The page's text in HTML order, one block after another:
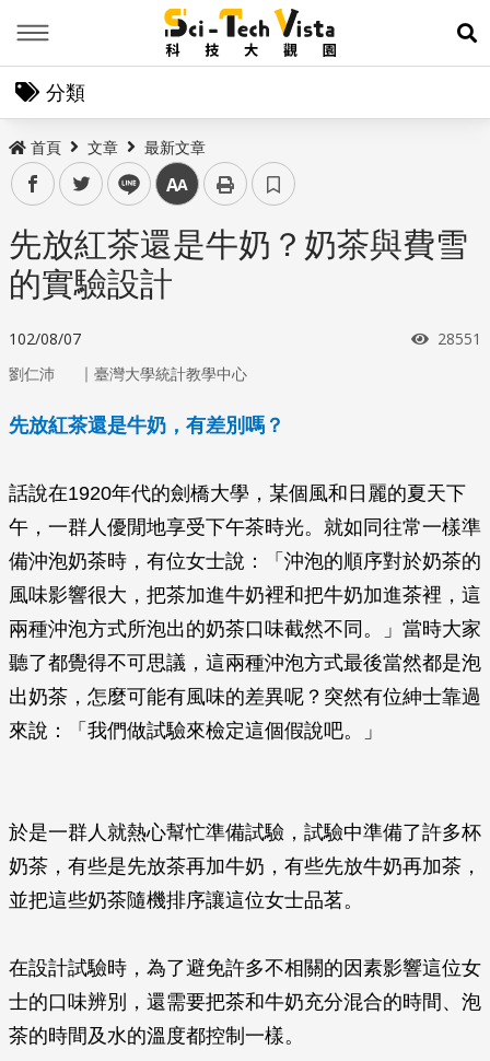
展
分類
首頁 文章 最新文章
facebooktwitter line 中
先放紅茶還是牛奶？奶茶與費雪
的實驗設計
102/08/07 瀏覽次
28551
劉仁沛 ｜ 臺灣大學統計教學中心
先放紅茶還是牛奶，有差別嗎？
話說在1920年代的劍橋大學，某個風和日麗的夏天下
午，一群人優閒地享受下午茶時光。就如同往常一樣準
備沖泡奶茶時，有位女士說：「沖泡的順序對於奶茶的
風味影響很大，把茶加進牛奶裡和把牛奶加進茶裡，這
兩種沖泡方式所泡出的奶茶口味截然不同。」當時大家
聽了都覺得不可思議，這兩種沖泡方式最後當然都是泡
出奶茶，怎麼可能有風味的差異呢？突然有位紳士靠過
來說：「我們做試驗來檢定這個假說吧。」
於是一群人就熱心幫忙準備試驗，試驗中準備了許多杯
奶茶，有些是先放茶再加牛奶，有些先放牛奶再加茶，
並把這些奶茶隨機排序讓這位女士品茗。
在設計試驗時，為了避免許多不相關的因素影響這位女
士的口味辨別，還需要把茶和牛奶充分混合的時間、泡
茶的時間及水的溫度都控制一樣。